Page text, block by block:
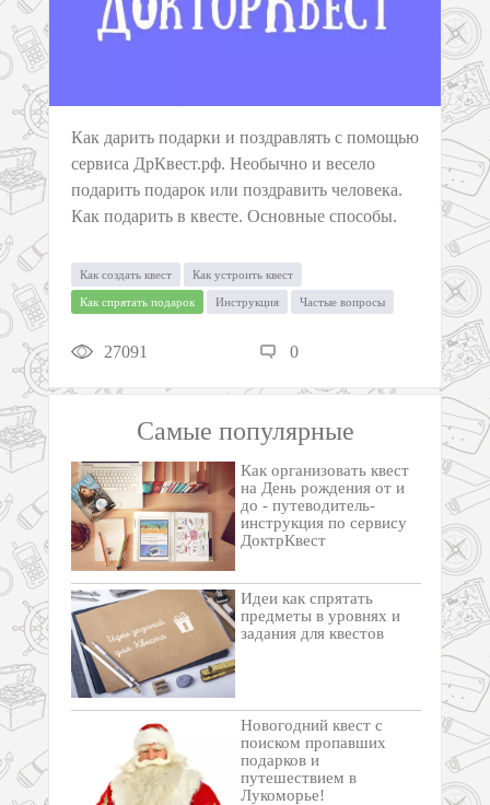
Как дарить подарки и поздравлять с помощью
сервиса ДрКвест.рф. Необычно и весело
подарить подарок или поздравить человека.
Как подарить в квесте. Основные способы.
Как создать квест Как устроить квест
Как спрятать подарок Инструкция Частые вопросы
27091 0
Самые популярные
Как организовать квест
на День рождения от и
до - путеводитель-
инструкция по сервису
ДоктрКвест
Идеи как спрятать
предметы в уровнях и
задания для квестов
Новогодний квест с
поиском пропавших
подарков и
путешествием в
Лукоморье!